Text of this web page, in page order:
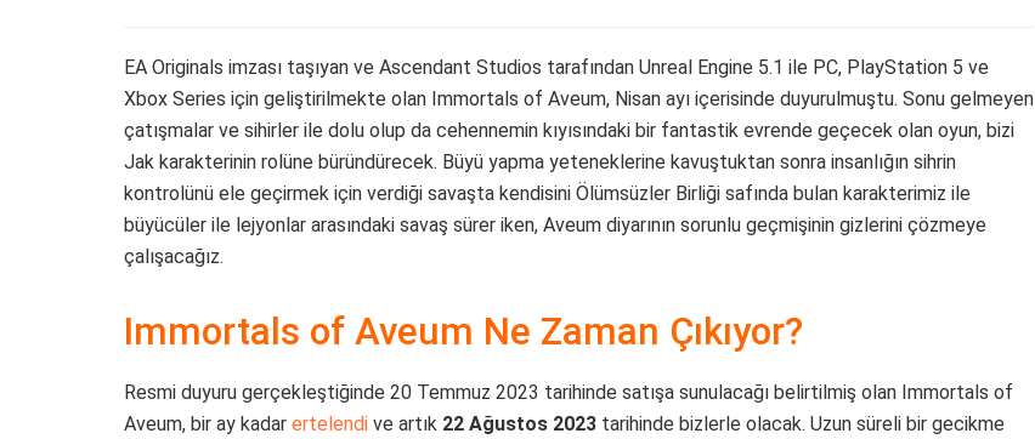
EA Originals imzası taşıyan ve Ascendant Studios tarafından Unreal Engine 5.1 ile PC, PlayStation 5 ve
Xbox Series için geliştirilmekte olan Immortals of Aveum, Nisan ayı içerisinde duyurulmuştu. Sonu gelmeyen
çatışmalar ve sihirler ile dolu olup da cehennemin kıyısındaki bir fantastik evrende geçecek olan oyun, bizi
Jak karakterinin rolüne büründürecek. Büyü yapma yeteneklerine kavuştuktan sonra insanlığın sihrin
kontrolünü ele geçirmek için verdiği savaşta kendisini Ölümsüzler Birliği safında bulan karakterimiz ile
büyücüler ile lejyonlar arasındaki savaş sürer iken, Aveum diyarının sorunlu geçmişinin gizlerini çözmeye
çalışacağız.
Immortals of Aveum Ne Zaman Çıkıyor?
Resmi duyuru gerçekleştiğinde 20 Temmuz 2023 tarihinde satışa sunulacağı belirtilmiş olan Immortals of
Aveum, bir ay kadar ertelendi ve artık 22 Ağustos 2023 tarihinde bizlerle olacak. Uzun süreli bir gecikme